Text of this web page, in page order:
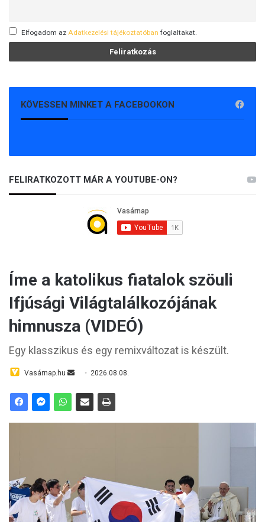
Elfogadom az Adatkezelési tájékoztatóban foglaltakat.
KÖVESSEN MINKET A FACEBOOKON
FELIRATKOZOTT MÁR A YOUTUBE-ON?